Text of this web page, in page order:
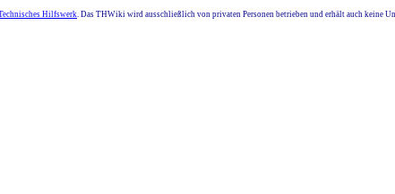
Hilfswerk. Das THWiki wird ausschließlich von privaten Personen betrieben und erhält auch keine